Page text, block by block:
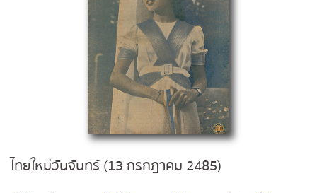
ไทยใหม่วันจันทร์ (13 กรกฎาคม 2485)